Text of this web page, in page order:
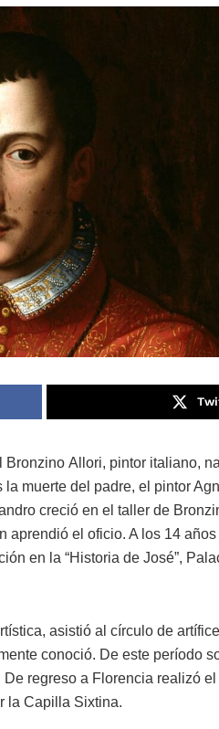
Bronzino Allori, pintor italiano,
la muerte del padre, el pintor
creció en el taller de
aprendió el oficio. A los 14
en la “Historia de José”,
asistió al círculo de
conoció. De este período
regreso a Florencia realizó el
la Capilla Sixtina.